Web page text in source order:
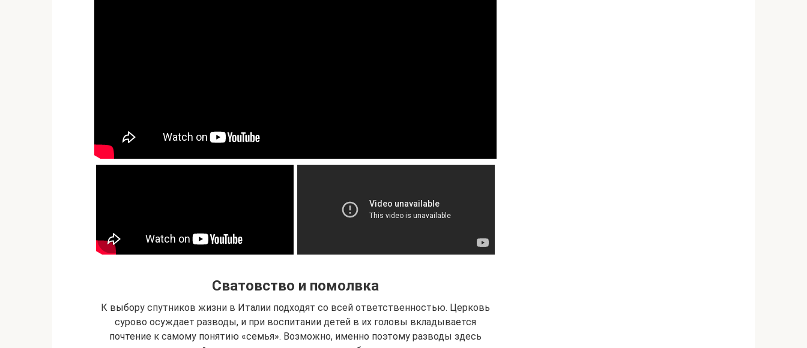
Сватовство и помолвка
К выбору спутников жизни в Италии подходят со всей ответственностью. Церковь
сурово осуждает разводы, и при воспитании детей в их головы вкладывается
почтение к самому понятию «семья». Возможно, именно поэтому разводы здесь